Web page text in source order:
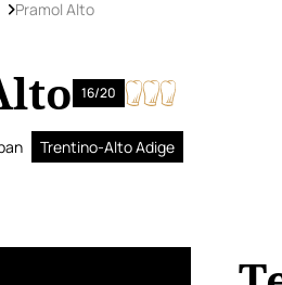
Pramol Alto
16/20
Trentino-Alto Adige